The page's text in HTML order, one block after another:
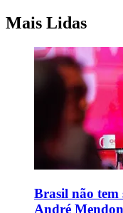
Mais Lidas
Brasil não
André